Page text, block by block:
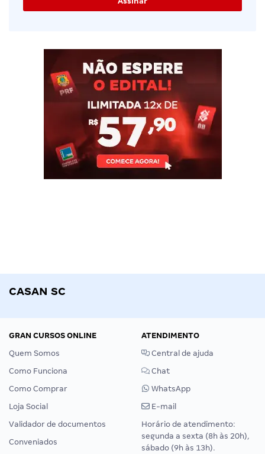
CASAN SC
GRAN CURSOS ONLINE
Quem Somos
Como Funciona
Como Comprar
Loja Social
Validador de documentos
Conveniados
ATENDIMENTO
Central de ajuda
Chat
WhatsApp
E-mail
Horário de atendimento:
segunda a sexta (8h às 20h),
sábado (9h às 13h).